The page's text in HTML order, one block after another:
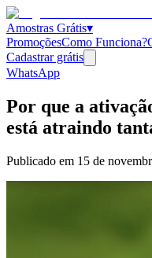
Amostras Grátis▾
PromoçõesComo Funciona?
Cadastrar grátis
WhatsApp
Por que a
está atraindo
Publicado em 15 de